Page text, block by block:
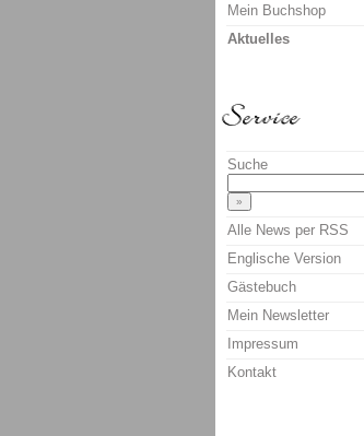
Mein Buchshop
Aktuelles
Suche
Alle News per RSS
Englische Version
Gästebuch
Mein Newsletter
Impressum
Kontakt